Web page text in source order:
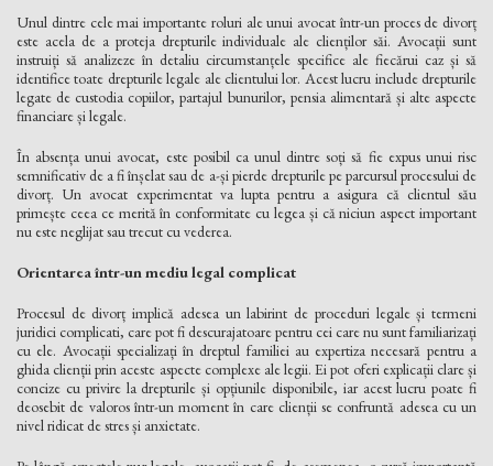
Unul dintre cele mai importante roluri ale unui avocat într-un proces de divorț
este acela de a proteja drepturile individuale ale clienților săi. Avocații sunt
instruiți să analizeze în detaliu circumstanțele specifice ale fiecărui caz și să
identifice toate drepturile legale ale clientului lor. Acest lucru include drepturile
legate de custodia copiilor, partajul bunurilor, pensia alimentară și alte aspecte
financiare și legale.
În absența unui avocat, este posibil ca unul dintre soți să fie expus unui risc
semnificativ de a fi înșelat sau de a-și pierde drepturile pe parcursul procesului de
divorț. Un avocat experimentat va lupta pentru a asigura că clientul său
primește ceea ce merită în conformitate cu legea și că niciun aspect important
nu este neglijat sau trecut cu vederea.
Orientarea într-un mediu legal complicat
Procesul de divorț implică adesea un labirint de proceduri legale și termeni
juridici complicati, care pot fi descurajatoare pentru cei care nu sunt familiarizați
cu ele. Avocații specializați în dreptul familiei au expertiza necesară pentru a
ghida clienții prin aceste aspecte complexe ale legii. Ei pot oferi explicații clare și
concize cu privire la drepturile și opțiunile disponibile, iar acest lucru poate fi
deosebit de valoros într-un moment în care clienții se confruntă adesea cu un
nivel ridicat de stres și anxietate.